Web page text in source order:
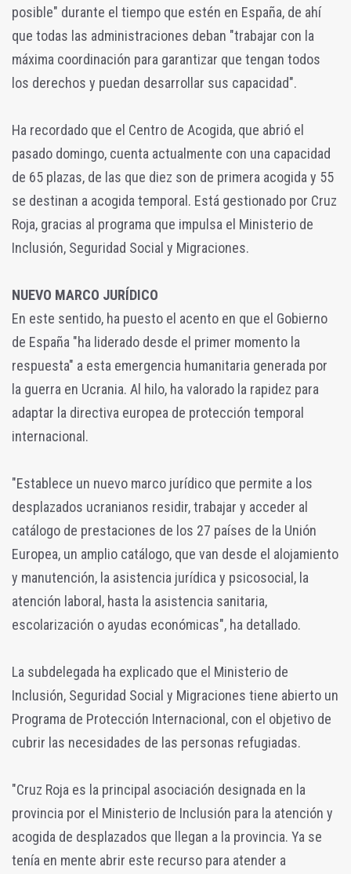
posible" durante el tiempo que estén en España, de ahí
que todas las administraciones deban "trabajar con la
máxima coordinación para garantizar que tengan todos
los derechos y puedan desarrollar sus capacidad".
Ha recordado que el Centro de Acogida, que abrió el
pasado domingo, cuenta actualmente con una capacidad
de 65 plazas, de las que diez son de primera acogida y 55
se destinan a acogida temporal. Está gestionado por Cruz
Roja, gracias al programa que impulsa el Ministerio de
Inclusión, Seguridad Social y Migraciones.
NUEVO MARCO JURÍDICO
En este sentido, ha puesto el acento en que el Gobierno
de España "ha liderado desde el primer momento la
respuesta" a esta emergencia humanitaria generada por
la guerra en Ucrania. Al hilo, ha valorado la rapidez para
adaptar la directiva europea de protección temporal
internacional.
"Establece un nuevo marco jurídico que permite a los
desplazados ucranianos residir, trabajar y acceder al
catálogo de prestaciones de los 27 países de la Unión
Europea, un amplio catálogo, que van desde el alojamiento
y manutención, la asistencia jurídica y psicosocial, la
atención laboral, hasta la asistencia sanitaria,
escolarización o ayudas económicas", ha detallado.
La subdelegada ha explicado que el Ministerio de
Inclusión, Seguridad Social y Migraciones tiene abierto un
Programa de Protección Internacional, con el objetivo de
cubrir las necesidades de las personas refugiadas.
"Cruz Roja es la principal asociación designada en la
provincia por el Ministerio de Inclusión para la atención y
acogida de desplazados que llegan a la provincia. Ya se
tenía en mente abrir este recurso para atender a